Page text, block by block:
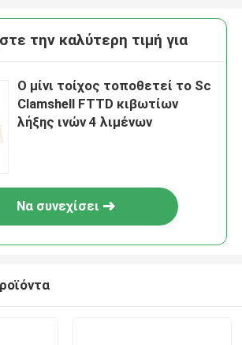
την καλύτερη τιμή για
Ο μίνι τοίχος τοποθετεί το Sc
Clamshell FTTD κιβωτίων
λήξης ινών 4 λιμένων
Να συνεχίσει